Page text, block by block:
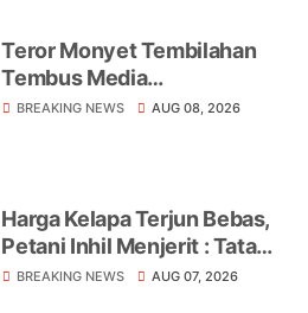
Teror Monyet Tembilahan
Tembus Media
Internasional, AFP Soroti 18
BREAKING NEWS AUG 08, 2026
Harga Kelapa Terjun Bebas,
Petani Inhil Menjerit : Tata
Niaga, Monopoli hingga
BREAKING NEWS AUG 07, 2026